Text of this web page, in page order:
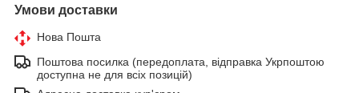
Умови доставки
Нова Пошта
Поштова посилка (передоплата, відправка Укрпоштою
доступна не для всіх позицій)